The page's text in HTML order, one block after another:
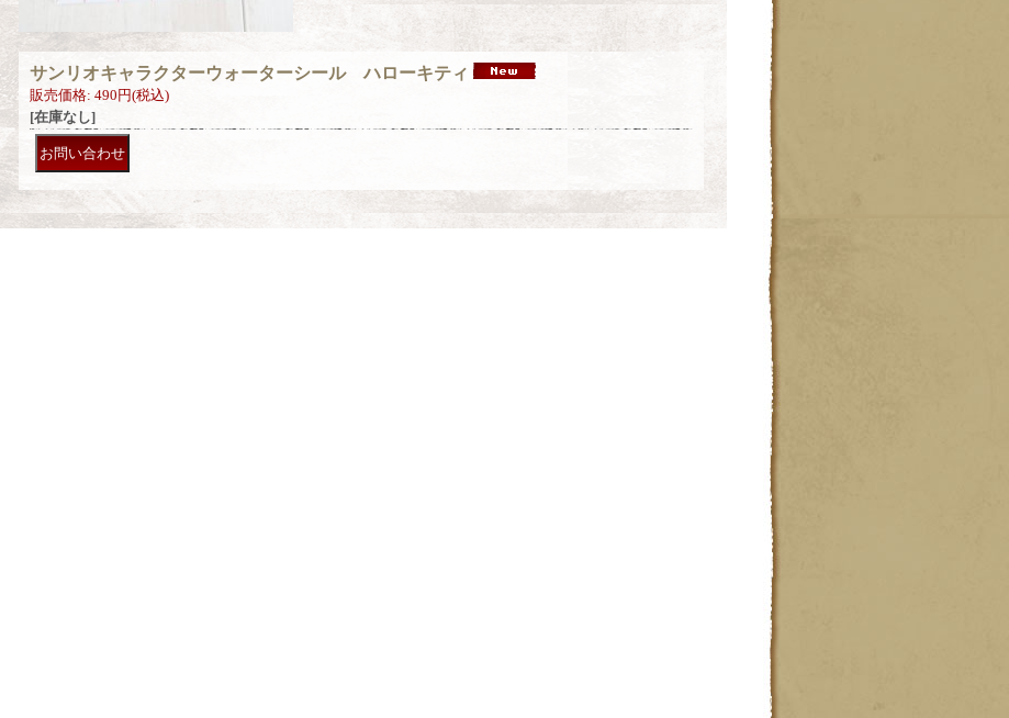
サンリオキャラクターウォーターシール ハローキティ
販売価格: 490円(税込)
[在庫なし]